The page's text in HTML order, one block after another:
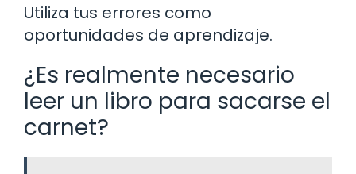
Utiliza tus errores como
oportunidades de aprendizaje.
¿Es realmente necesario
leer un libro para sacarse el
carnet?